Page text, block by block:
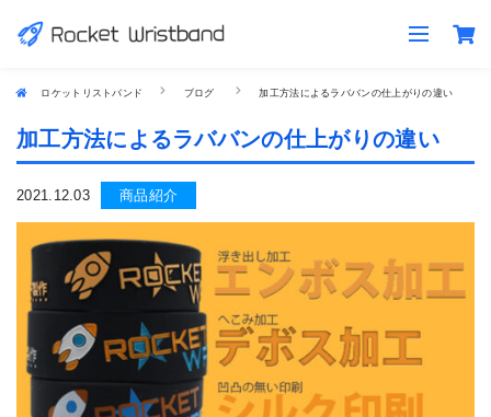
ロケットリストバンド ブログ 加工方法によるラババンの仕上がりの違い
加工方法によるラババンの仕上がりの違い
2021.12.03 商品紹介